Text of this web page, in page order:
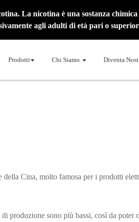
La nicotina è una sostanza chimica
agli adulti di età pari o
Prodotti Chi Siamo Diventa
Cina, molto famosa per i prodotti
produzione sono più bassi, così da